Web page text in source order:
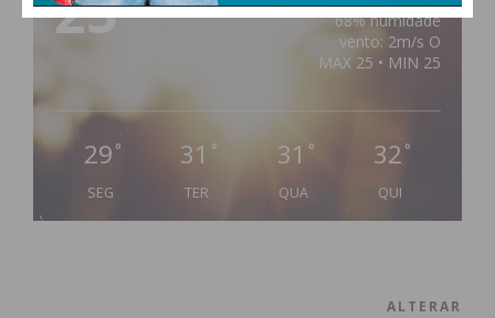
68% humidade
vento: 2m/s O
MAX 25 • MIN 25
29 °
SEG
31 °
TER
31 °
QUA
32 °
QUI
ALTERAR